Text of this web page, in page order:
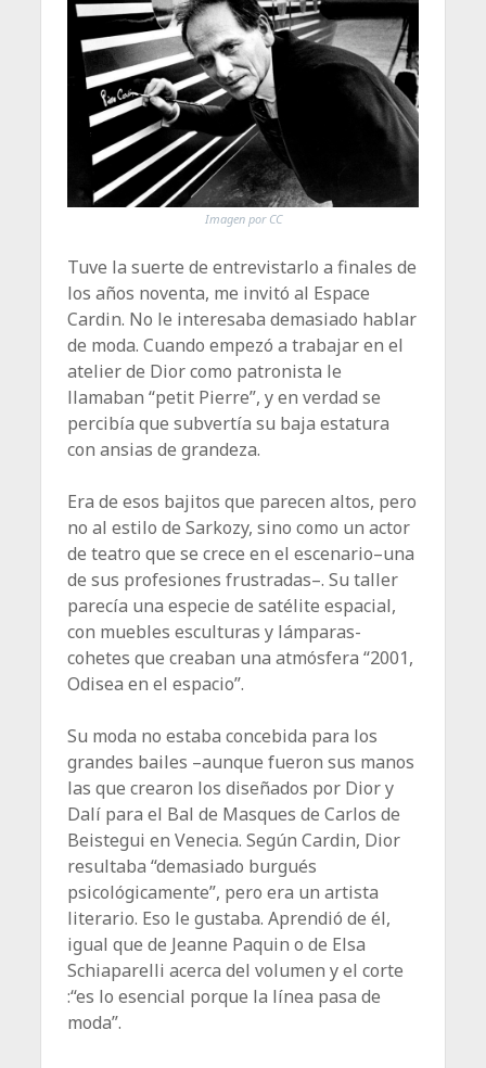
Imagen por CC
Tuve la suerte de entrevistarlo a finales de
los años noventa, me invitó al Espace
Cardin. No le interesaba demasiado hablar
de moda. Cuando empezó a trabajar en el
atelier de Dior como patronista le
llamaban “petit Pierre”, y en verdad se
percibía que subvertía su baja estatura
con ansias de grandeza.
Era de esos bajitos que parecen altos, pero
no al estilo de Sarkozy, sino como un actor
de teatro que se crece en el escenario–una
de sus profesiones frustradas–. Su taller
parecía una especie de satélite espacial,
con muebles esculturas y lámparas-
cohetes que creaban una atmósfera “2001,
Odisea en el espacio”.
Su moda no estaba concebida para los
grandes bailes –aunque fueron sus manos
las que crearon los diseñados por Dior y
Dalí para el Bal de Masques de Carlos de
Beistegui en Venecia. Según Cardin, Dior
resultaba “demasiado burgués
psicológicamente”, pero era un artista
literario. Eso le gustaba. Aprendió de él,
igual que de Jeanne Paquin o de Elsa
Schiaparelli acerca del volumen y el corte
:“es lo esencial porque la línea pasa de
moda”.